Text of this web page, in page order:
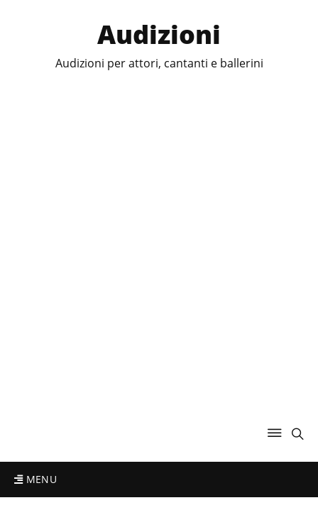
Audizioni
Audizioni per attori, cantanti e ballerini
MENU